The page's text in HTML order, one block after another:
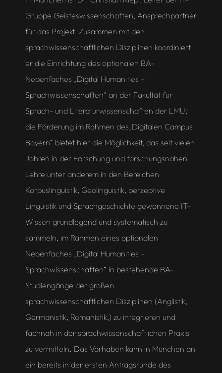
Gruppe Geisteswissenschaften, Ansprechpartner
für das Projekt. Zusammen mit den
sprachwissenschaftlichen Disziplinen koordiniert
er die Einrichtung des optionalen BA-
Nebenfaches „Digital Humanities –
Sprachwissenschaften“ an der Fakultät für
Sprach- und Literaturwissenschaften der LMU:
die Förderung im Rahmen des„Digitalen Campus
Bayern“ bietet hier die Möglichkeit, das seit vielen
Jahren in der Forschung und forschungsnahen
Lehre unter anderem in den Bereichen
Korpuslinguistik, Geolinguistik, perzeptive
Linguistik und Sprachgeschichte gewonnene IT-
Wissen grundlegend und systematisch zu
sammeln, im Rahmen eines optionalen
Nebenfaches „Digital Humanities –
Sprachwissenschaften“ in bestehende BA-
Studiengänge der großen
sprachwissenschaftlichen Disziplinen (Anglistik,
Germanistik, Romanistik,) zu integrieren und
fachnah in der sprachwissenschaftlichen Praxis
zu vermitteln. Das Vorhaben kann in München an
ein bereits in der ersten Antragsrunde des